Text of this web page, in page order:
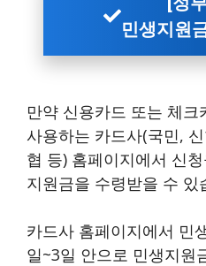
민생지원
만약 신용카드 또는 체
사용하는 카드사(국민,
협 등) 홈페이지에서 신
지원금을 수령받을 수 있
카드사 홈페이지에서 민
일~3일 안으로 민생지원